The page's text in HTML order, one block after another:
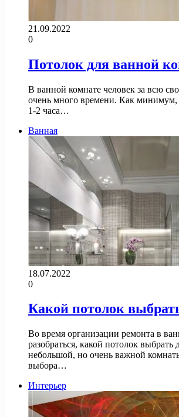
21.09.2022
0
Потолок для ванной
В ванной комнате человек за всю
очень много времени. Как минимум,
1-2 часа…
Ванная
18.07.2022
0
Какой потолок
Во время организации ремонта в
разобраться, какой потолок выбрать
небольшой, но очень важной
выбора…
Интерьер